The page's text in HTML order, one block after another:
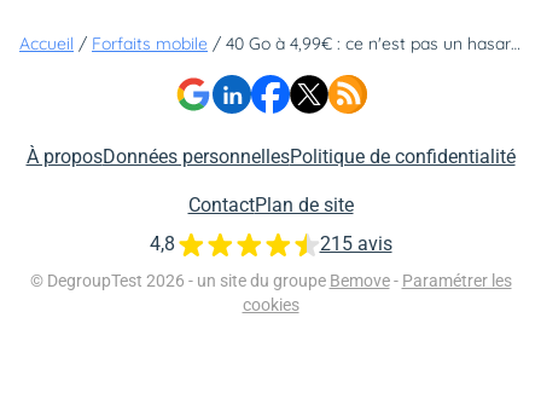
Accueil / Forfaits mobile / 40 Go à 4,99€ : ce n'est pas un hasard si cette vente privée vient d'être prolongée
À proposDonnées personnellesPolitique de confidentialité
ContactPlan de site
© DegroupTest 2026 - un site du groupe Bemove - Paramétrer les
cookies
4,8 215 avis